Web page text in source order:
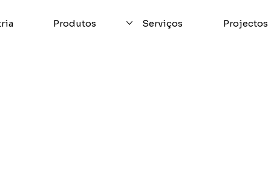
Produtos Serviços Projectos